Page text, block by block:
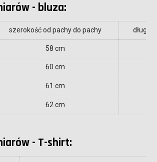
- bluza:
szerokość od pachy do pachy
58 cm
60 cm
61 cm
62 cm
- T-shirt: